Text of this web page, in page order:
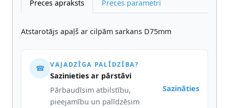
Preces apraksts Preces parametri
Atstarotājs apaļš ar cilpām sarkans D75mm
☎ VAJADZĪGA PALĪDZĪBA?
Sazinieties ar pārstāvi
Pārbaudīsim atbilstību,
pieejamību un palīdzēsim
Sazināties